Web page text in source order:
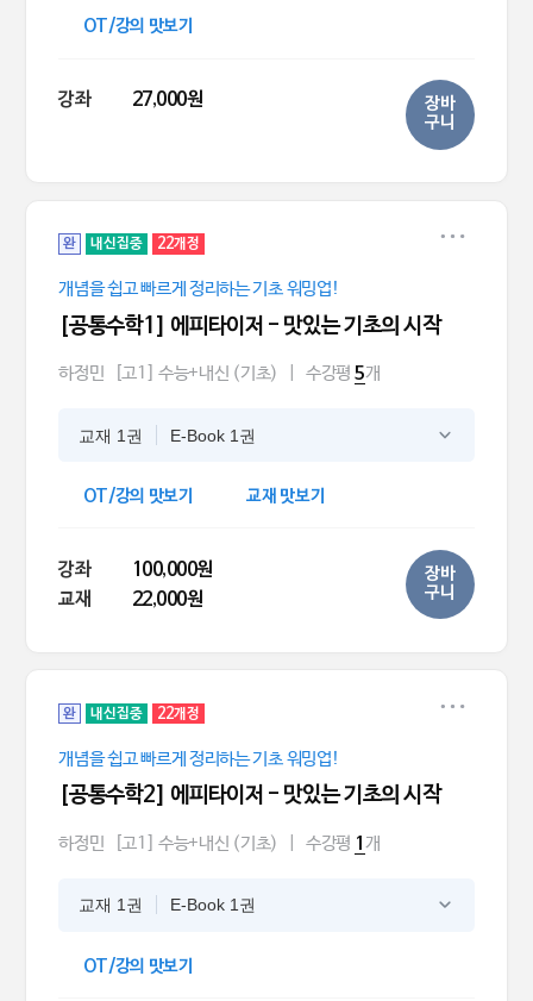
OT/강의 맛보기
강좌 27,000원
장바
구니
완 내신집중 22개정
개념을 쉽고 빠르게 정리하는 기초 워밍업!
[공통수학1] 에피타이저 - 맛있는 기초의 시작
하정민 [고1] 수능+내신 (기초) 수강평 5개
교재 1권 E-Book 1권
OT/강의 맛보기 교재 맛보기
강좌
100,000원
교재
22,000원
장바
구니
완 내신집중 22개정
개념을 쉽고 빠르게 정리하는 기초 워밍업!
[공통수학2] 에피타이저 - 맛있는 기초의 시작
하정민 [고1] 수능+내신 (기초) 수강평 1 개
교재 1권 E-Book 1권
OT/강의 맛보기